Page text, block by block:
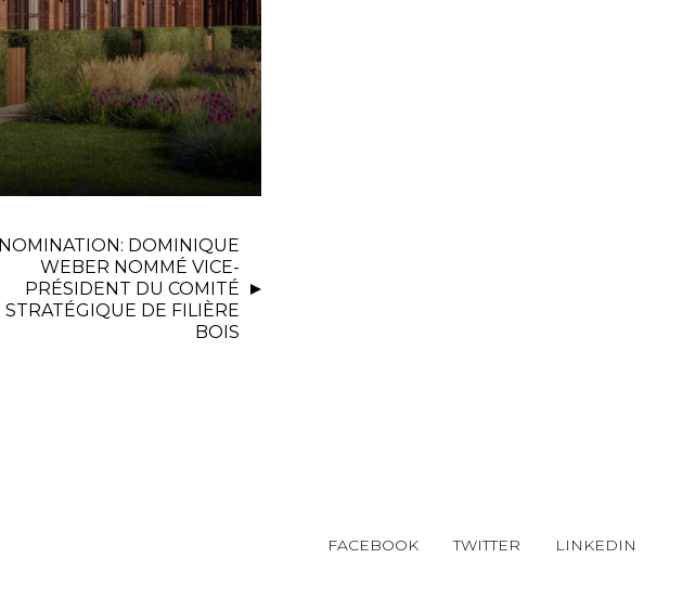
NOMINATION: DOMINIQUE
WEBER NOMMÉ VICE-
PRÉSIDENT DU COMITÉ
STRATÉGIQUE DE FILIÈRE
BOIS
FACEBOOK TWITTER LINKEDIN